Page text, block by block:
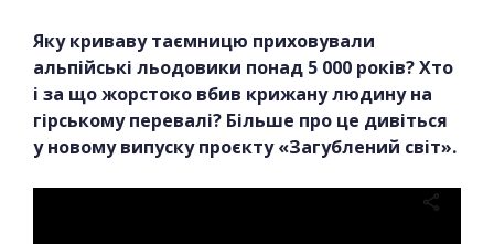
Яку криваву таємницю приховували
альпійські льодовики понад 5 000 років? Хто
і за що жорстоко вбив крижану людину на
гірському перевалі? Більше про це дивіться
у новому випуску проєкту «Загублений світ».